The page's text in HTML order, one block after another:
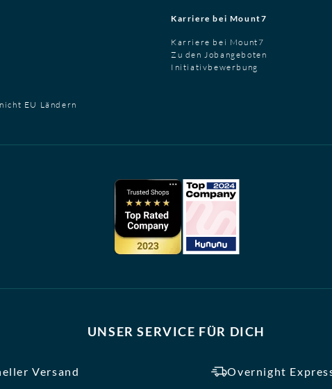
EU Ländern
Karriere bei Mount7
Karriere bei Mount7
Zu den Jobangeboten
Initiativbewerbung
UNSER SERVICE FÜR DICH
Versand Overnight